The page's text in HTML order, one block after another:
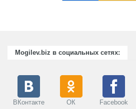
Mogilev.biz в социальных сетях:
ВКонтакте ОК Facebook